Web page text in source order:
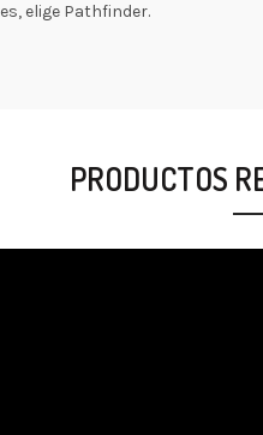
elige Pathfinder.
PRODUCTOS